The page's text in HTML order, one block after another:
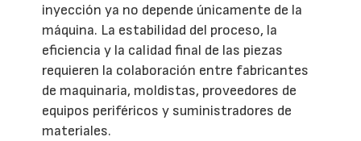
inyección ya no depende únicamente de la
máquina. La estabilidad del proceso, la
eficiencia y la calidad final de las piezas
requieren la colaboración entre fabricantes
de maquinaria, moldistas, proveedores de
equipos periféricos y suministradores de
materiales.